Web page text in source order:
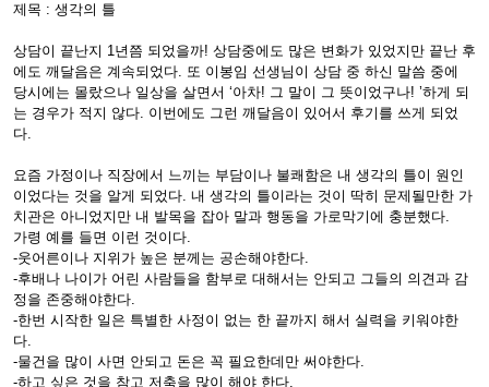
제목 : 생각의 틀
상담이 끝난지 1년쯤 되었을까! 상담중에도 많은 변화가 있었지만 끝난 후
에도 깨달음은 계속되었다. 또 이봉임 선생님이 상담 중 하신 말씀 중에
당시에는 몰랐으나 일상을 살면서 ‘아차! 그 말이 그 뜻이었구나! ’하게 되
는 경우가 적지 않다. 이번에도 그런 깨달음이 있어서 후기를 쓰게 되었
다.
요즘 가정이나 직장에서 느끼는 부담이나 불쾌함은 내 생각의 틀이 원인
이었다는 것을 알게 되었다. 내 생각의 틀이라는 것이 딱히 문제될만한 가
치관은 아니었지만 내 발목을 잡아 말과 행동을 가로막기에 충분했다.
가령 예를 들면 이런 것이다.
-웃어른이나 지위가 높은 분께는 공손해야한다.
-후배나 나이가 어린 사람들을 함부로 대해서는 안되고 그들의 의견과 감
정을 존중해야한다.
-한번 시작한 일은 특별한 사정이 없는 한 끝까지 해서 실력을 키워야한
다.
-물건을 많이 사면 안되고 돈은 꼭 필요한데만 써야한다.
-하고 싶은 것을 참고 저축을 많이 해야 한다.